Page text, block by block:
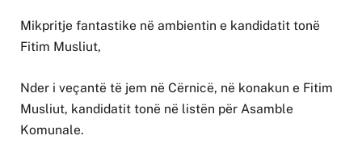
Mikpritje fantastike në ambientin e kandidatit tonë
Fitim Musliut,
Nder i veçantë të jem në Cërnicë, në konakun e Fitim
Musliut, kandidatit tonë në listën për Asamble
Komunale.